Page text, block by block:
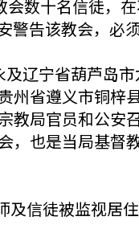
数十名信徒，
告该教会，必
辽宁省葫芦岛
州省遵义市铜
教局官员和公
也是当局基督
及信徒被监视居住